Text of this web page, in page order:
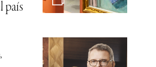
país